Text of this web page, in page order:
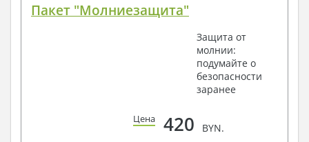
Пакет "Молниезащита"
Защита от
молнии:
подумайте о
безопасности
заранее
Цена 420 BYN.